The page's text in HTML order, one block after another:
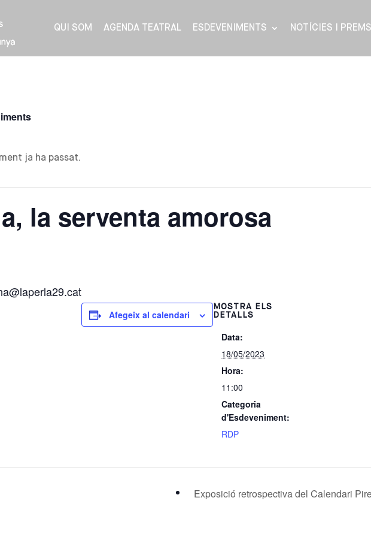
QUI SOM AGENDA TEATRAL ESDEVENIMENTS NOTÍCIES I
ja ha passat.
la serventa amorosa
Afegeix al calendari
MOSTRA ELS
DETALLS
Data:
18/05/2023
Hora:
11:00
Categoria
d'Esdeveniment:
RDP
Exposició retrospectiva del Calendari